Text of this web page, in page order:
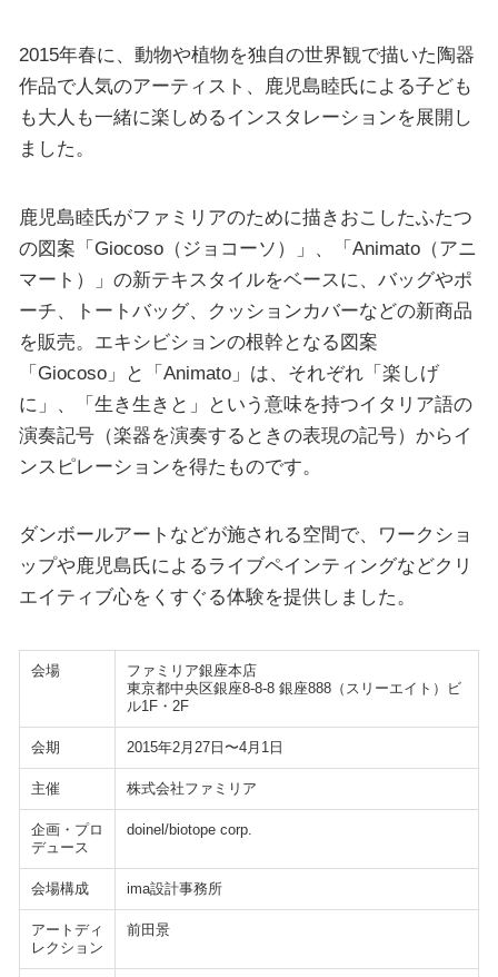
2015年春に、動物や植物を独自の世界観で描いた陶器
作品で人気のアーティスト、鹿児島睦氏による子ども
も大人も一緒に楽しめるインスタレーションを展開し
ました。
鹿児島睦氏がファミリアのために描きおこしたふたつ
の図案「Giocoso（ジョコーソ）」、「Animato（アニ
マート）」の新テキスタイルをベースに、バッグやポ
ーチ、トートバッグ、クッションカバーなどの新商品
を販売。エキシビションの根幹となる図案
「Giocoso」と「Animato」は、それぞれ「楽しげ
に」、「生き生きと」という意味を持つイタリア語の
演奏記号（楽器を演奏するときの表現の記号）からイ
ンスピレーションを得たものです。
ダンボールアートなどが施される空間で、ワークショ
ップや鹿児島氏によるライブペインティングなどクリ
エイティブ心をくすぐる体験を提供しました。
会場
ファミリア銀座本店
東京都中央区銀座8-8-8 銀座888（スリーエイト）ビ
ル1F・2F
会期 2015年2月27日〜4月1日
主催 株式会社ファミリア
企画・プロ
デュース
doinel/biotope corp.
会場構成 ima設計事務所
アートディ
レクション
前田景